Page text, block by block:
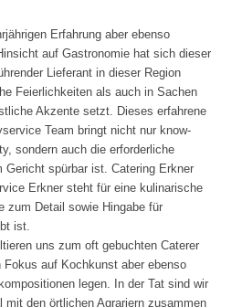
Erfahrung aber ebenso
auf Gastronomie hat sich dieser
Lieferant in dieser Region
Feierlichkeiten als auch in Sachen
Akzente setzt. Dieses erfahrene
Team bringt nicht nur know-
sondern auch die erforderliche
Gericht spürbar ist. Catering Erkner
Erkner steht für eine kulinarische
zum Detail sowie Hingabe für
ist.
uns zum oft gebuchten Caterer
auf Kochkunst aber ebenso
legen. In der Tat sind wir
den örtlichen Agrariern zusammen